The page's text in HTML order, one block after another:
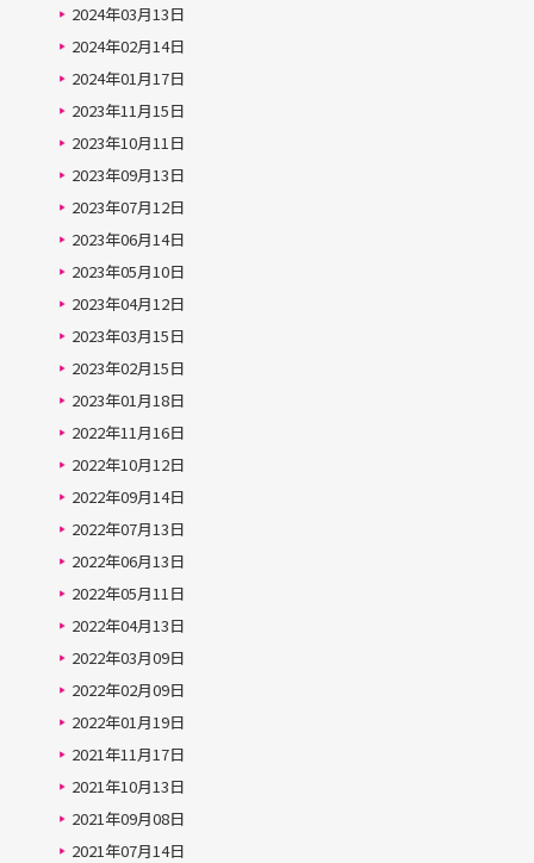
2024年03月13日
2024年02月14日
2024年01月17日
2023年11月15日
2023年10月11日
2023年09月13日
2023年07月12日
2023年06月14日
2023年05月10日
2023年04月12日
2023年03月15日
2023年02月15日
2023年01月18日
2022年11月16日
2022年10月12日
2022年09月14日
2022年07月13日
2022年06月13日
2022年05月11日
2022年04月13日
2022年03月09日
2022年02月09日
2022年01月19日
2021年11月17日
2021年10月13日
2021年09月08日
2021年07月14日